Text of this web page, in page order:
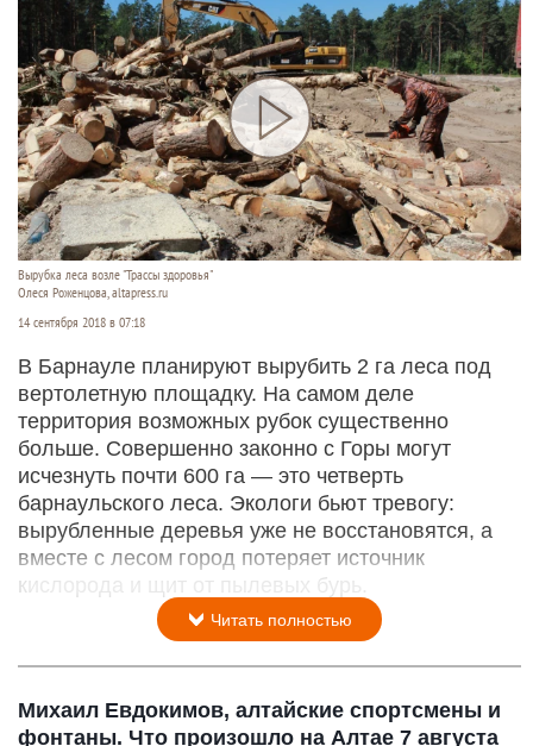
Вырубка леса возле "Трассы здоровья"
Олеся Роженцова, altapress.ru
14 сентября 2018 в 07:18
В Барнауле планируют вырубить 2 га леса под
вертолетную площадку. На самом деле
территория возможных рубок существенно
больше. Совершенно законно с Горы могут
исчезнуть почти 600 га — это четверть
барнаульского леса. Экологи бьют тревогу:
вырубленные деревья уже не восстановятся, а
вместе с лесом город потеряет источник
кислорода и щит от пылевых бурь.
Читать полностью
Михаил Евдокимов, алтайские спортсмены и
фонтаны. Что произошло на Алтае 7 августа